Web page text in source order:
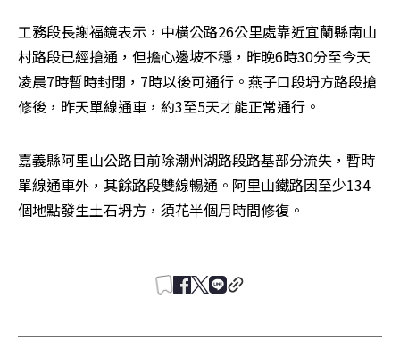
工務段長謝福鏡表示，中橫公路26公里處靠近宜蘭縣南山
村路段已經搶通，但擔心邊坡不穩，昨晚6時30分至今天
凌晨7時暫時封閉，7時以後可通行。燕子口段坍方路段搶
修後，昨天單線通車，約3至5天才能正常通行。
嘉義縣阿里山公路目前除潮州湖路段路基部分流失，暫時
單線通車外，其餘路段雙線暢通。阿里山鐵路因至少134
個地點發生土石坍方，須花半個月時間修復。